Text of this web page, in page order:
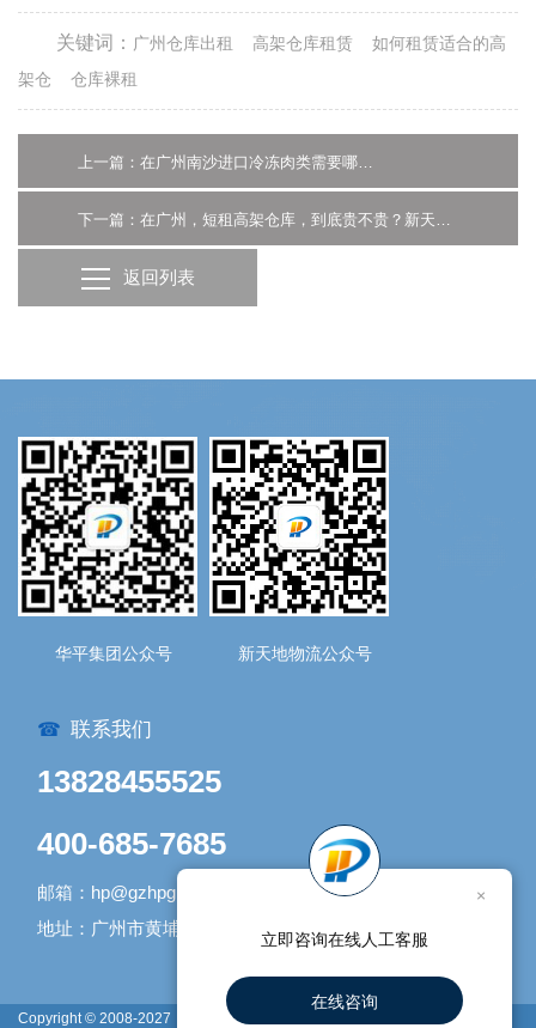
关键词： 广州仓库出租 高架仓库租赁
如何租赁适合的高
架仓
仓库裸租
上一篇：在广州南沙进口冷冻肉类需要哪些资质？这篇攻略告诉你
下一篇：在广州，短租高架仓库，到底贵不贵？新天地告诉你
返回列表
华平集团公众号 新天地物流公众号
☎ 联系我们
13828455525
400-685-7685
邮箱：hp@gzhpgroup.com
地址：广州市黄埔区开发大道1338号1号库
Copyright © 2008-2027 广州新天地物流有限公司 版权所有 |
网站地图
×
立即咨询在线人工客服
在线咨询